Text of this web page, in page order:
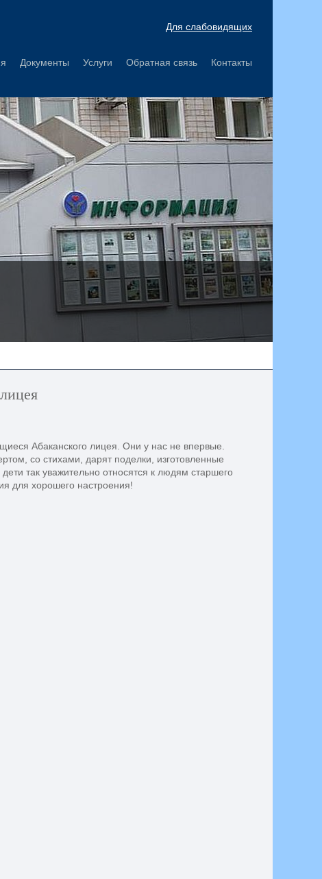
Для слабовидящих
Документы Услуги Обратная связь Контакты
Абаканского лицея. Они у нас не впервые.
со стихами, дарят поделки, изготовленные
так уважительно относятся к людям старшего
для хорошего настроения!